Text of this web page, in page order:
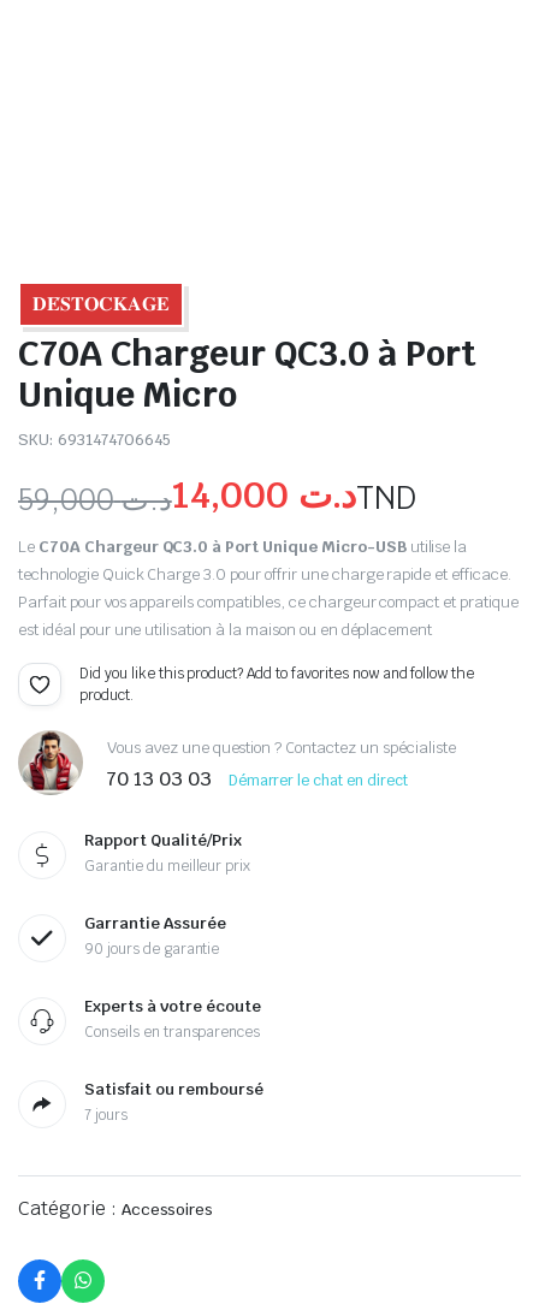
𝐃𝐄́𝐒𝐓𝐎𝐂𝐊𝐀𝐆𝐄
C70A Chargeur QC3.0 à Port
Unique Micro
SKU: 6931474706645
د.ت59,000 د.تTND
Le C70A Chargeur QC3.0 à Port Unique Micro-USButilise la
technologie Quick Charge 3.0 pour offrir une charge rapide et efficace.
Parfait pour vos appareils compatibles, ce chargeur compact et pratique
est idéal pour une utilisation à la maison ou en déplacement
Did you like this product? Add to favorites now and follow the
product.
Vous avez une question ? Contactez un spécialiste
70 13 03 03 Démarrer le chat en direct
Rapport Qualité/Prix
Garantie du meilleur prix
Garrantie Assurée
90 jours de garantie
Experts à votre écoute
Conseils en transparences
Satisfait ou remboursé
7 jours
Catégorie : Accessoires